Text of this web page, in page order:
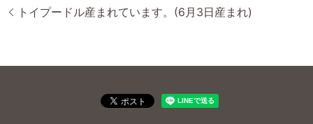
トイプードル産まれています。(6月3日産まれ)